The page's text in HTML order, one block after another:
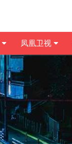
凤凰卫视